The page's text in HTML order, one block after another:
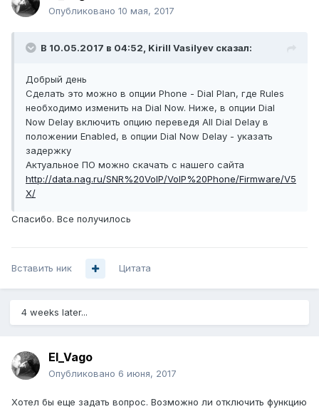
Опубликовано 10 мая, 2017
В 10.05.2017 в 04:52, Kirill Vasilyev сказал:
Добрый день
Сделать это можно в опции Phone - Dial Plan, где Rules
необходимо изменить на Dial Now. Ниже, в опции Dial
Now Delay включить опцию переведя All Dial Delay в
положении Enabled, в опции Dial Now Delay - указать
задержку
Актуальное ПО можно скачать с нашего сайта
http://data.nag.ru/SNR%20VoIP/VoIP%20Phone/Firmware/V5
X/
Спасибо. Все получилось
Вставить ник Цитата
4 weeks later...
El_Vago
Опубликовано 6 июня, 2017
Хотел бы еще задать вопрос. Возможно ли отключить функцию